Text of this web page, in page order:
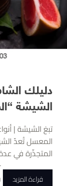
دليلك
الشيشة
تبغ الشيشة |
المعسل تُعدّ الشيشة
المتجذّرة في عدة
قراءة المزيد